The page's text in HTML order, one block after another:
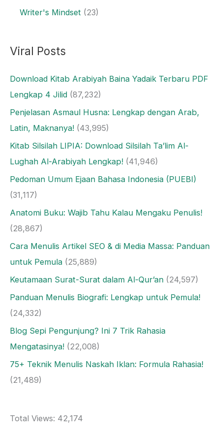
Writer's Mindset (23)
Viral Posts
Download Kitab Arabiyah Baina Yadaik Terbaru PDF
Lengkap 4 Jilid (87,232)
Penjelasan Asmaul Husna: Lengkap dengan Arab,
Latin, Maknanya! (43,995)
Kitab Silsilah LIPIA: Download Silsilah Ta’lim Al-
Lughah Al-Arabiyah Lengkap! (41,946)
Pedoman Umum Ejaan Bahasa Indonesia (PUEBI)
(31,117)
Anatomi Buku: Wajib Tahu Kalau Mengaku Penulis!
(28,867)
Cara Menulis Artikel SEO & di Media Massa: Panduan
untuk Pemula (25,889)
Keutamaan Surat-Surat dalam Al-Qur’an (24,597)
Panduan Menulis Biografi: Lengkap untuk Pemula!
(24,332)
Blog Sepi Pengunjung? Ini 7 Trik Rahasia
Mengatasinya! (22,008)
75+ Teknik Menulis Naskah Iklan: Formula Rahasia!
(21,489)
Total Views: 42,174